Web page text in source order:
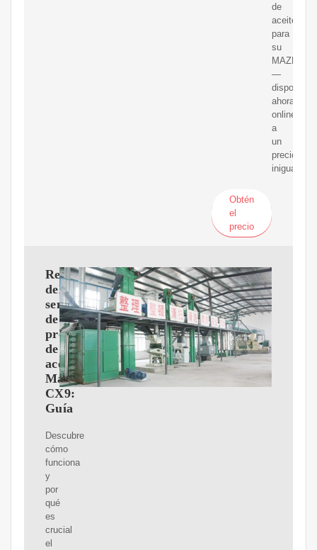
de
aceite
para
su
MAZDA
—
disponible
ahora
online
a
un
precio
inigualable
Obtén
el
precio
Reemplazo
del
sensor
de
presión
de
aceite
Mazda
CX9:
Guía
Descubre
cómo
funciona
y
por
qué
es
crucial
el